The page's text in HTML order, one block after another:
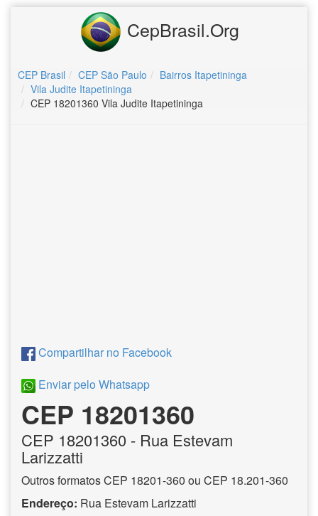
CepBrasil.Org
CEP Brasil CEP São Paulo
Bairros Itapetininga
Vila Judite Itapetininga
CEP 18201360 Vila Judite Itapetininga
Compartilhar no Facebook
Enviar pelo Whatsapp
CEP 18201360
CEP 18201360 - Rua Estevam
Larizzatti
Outros formatos CEP 18201-360 ou CEP 18.201-360
Endereço: Rua Estevam Larizzatti